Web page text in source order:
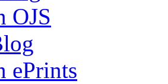
OJS
ePrints